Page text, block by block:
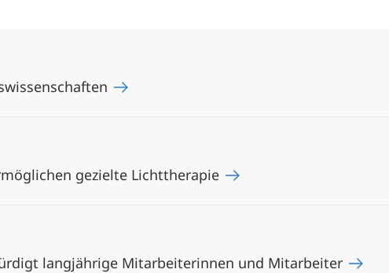
gezielte Lichttherapie
langjährige Mitarbeiterinnen und Mitarbeiter